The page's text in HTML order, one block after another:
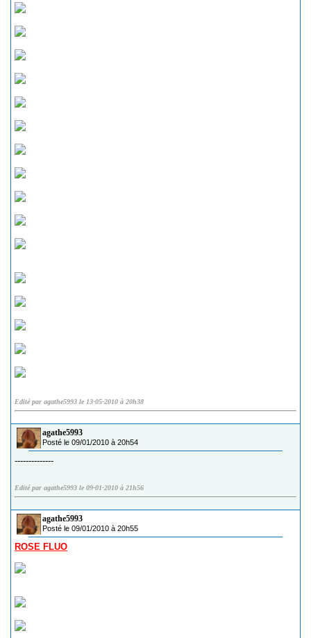
Edité par agathe5993 le 13-05-2010 à 20h38
agathe5993
Posté le 09/01/2010 à 20h54
--------------
Edité par agathe5993 le 09-01-2010 à 21h56
agathe5993
Posté le 09/01/2010 à 20h55
ROSE FLUO